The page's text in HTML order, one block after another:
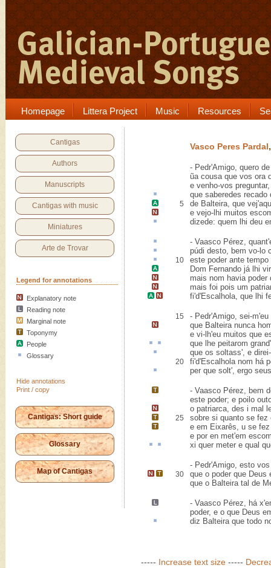
Homepage Littera Project Music Resources
Cantigas
Authors
Manuscripts
Cantigas with music
Miniatures
Arte de Trovar
Legend for annotations
Explanatory note
Reading note
Marginal note
Toponymy
People
Glossary
Hide annotations
Print / copy
Cantigas: Short guide
Glossary
Map of Cantigas
Vasco Peres Pardal
- Pedr'Amigo, quero
ũa cousa que vos ora
e venho-vos
que saberedes recado
5 de Balteira, que
e vejo-lhi muitos
dizede: quem lhi deu
- Vaasco Pérez,
púdi desto, bem vo-lo
10 este poder ante tempo
Dom Fernando já lhi
mais nom havia poder
mais foi pois um
fi'd'Escalhola, que lhi
15
- Pedr'Amigo, sei-
que Balteira nunca
e vi-lh'eu muitos que
que lhe peitarom
que os soltass', e
20
fi'd'Escalhola nom há
per que solt', ergo
- Vaasco Pérez, bem
este poder; e poilo
o patriarca, des i mal
25
sobre si quanto se
e em Eixarês, u se
e por en met'em
xi quer meter e qual
- Pedr'Amigo, esto
30
que o poder que Deus
que o Balteira tal de
- Vaasco Pérez, há
poder, e o que Deus
diz Balteira que todo
----- Increase text size -----